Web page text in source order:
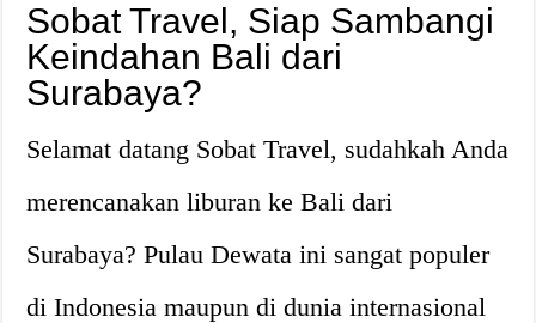
Sobat Travel, Siap Sambangi
Keindahan Bali dari
Surabaya?
Selamat datang Sobat Travel, sudahkah Anda
merencanakan liburan ke Bali dari
Surabaya? Pulau Dewata ini sangat populer
di Indonesia maupun di dunia internasional